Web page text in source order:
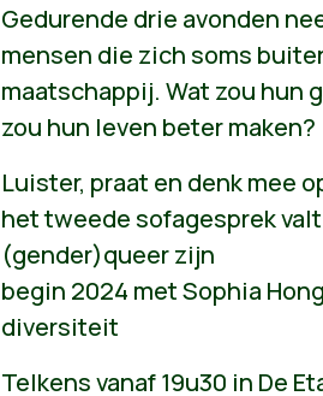
Gedurende drie avonden
mensen die zich soms
maatschappij. Wat zou hun
zou hun leven beter maken?
Luister, praat en denk mee
het tweede sofagesprek
(gender)queer zijn
begin 2024 met Sophia
diversiteit
Telkens vanaf 19u30 in De